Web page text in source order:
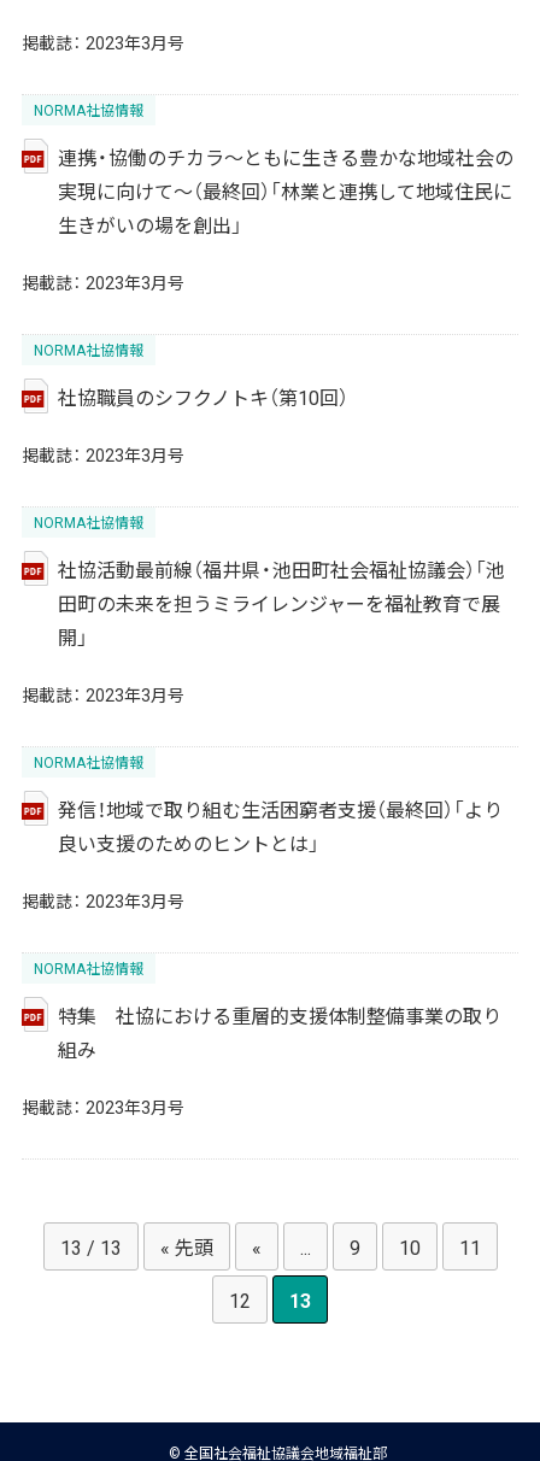
掲載誌： 2023年3月号
NORMA社協情報
連携・協働のチカラ～ともに生きる豊かな地域社会の
実現に向けて～（最終回）「林業と連携して地域住民に
生きがいの場を創出」
掲載誌： 2023年3月号
NORMA社協情報
社協職員のシフクノトキ（第10回）
掲載誌： 2023年3月号
NORMA社協情報
社協活動最前線（福井県・池田町社会福祉協議会）「池
田町の未来を担うミライレンジャーを福祉教育で展
開」
掲載誌： 2023年3月号
NORMA社協情報
発信！地域で取り組む生活困窮者支援（最終回）「より
良い支援のためのヒントとは」
掲載誌： 2023年3月号
NORMA社協情報
特集 社協における重層的支援体制整備事業の取り
組み
掲載誌： 2023年3月号
13 / 13 « 先頭 « ... 9 10
11
12
13
© 全国社会福祉協議会地域福祉部